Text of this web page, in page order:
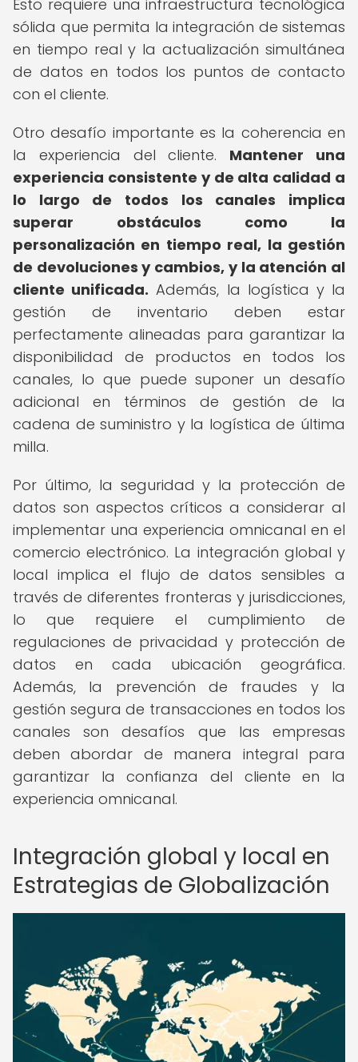
Esto requiere una infraestructura tecnológica
sólida que permita la integración de sistemas
en tiempo real y la actualización simultánea
de datos en todos los puntos de contacto
con el cliente.
Otro desafío importante es la coherencia en
la experiencia del cliente. Mantener una
experiencia consistente y de alta calidad a
lo largo de todos los canales implica
superar obstáculos como la
personalización en tiempo real, la gestión
de devoluciones y cambios, y la atención al
cliente unificada. Además, la logística y la
gestión de inventario deben estar
perfectamente alineadas para garantizar la
disponibilidad de productos en todos los
canales, lo que puede suponer un desafío
adicional en términos de gestión de la
cadena de suministro y la logística de última
milla.
Por último, la seguridad y la protección de
datos son aspectos críticos a considerar al
implementar una experiencia omnicanal en el
comercio electrónico. La integración global y
local implica el flujo de datos sensibles a
través de diferentes fronteras y jurisdicciones,
lo que requiere el cumplimiento de
regulaciones de privacidad y protección de
datos en cada ubicación geográfica.
Además, la prevención de fraudes y la
gestión segura de transacciones en todos los
canales son desafíos que las empresas
deben abordar de manera integral para
garantizar la confianza del cliente en la
experiencia omnicanal.
Integración global y local en
Estrategias de Globalización